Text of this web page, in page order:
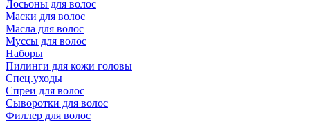
Лосьоны для волос
Маски для волос
Масла для волос
Муссы для волос
Наборы
Пилинги для кожи головы
Спец.уходы
Спреи для волос
Сыворотки для волос
Филлер для волос